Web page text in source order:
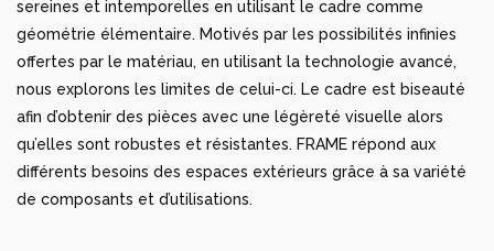
sereines et intemporelles en utilisant le cadre comme
géométrie élémentaire. Motivés par les possibilités infinies
offertes par le matériau, en utilisant la technologie avancé,
nous explorons les limites de celui-ci. Le cadre est biseauté
afin d’obtenir des pièces avec une légèreté visuelle alors
qu’elles sont robustes et résistantes. FRAME répond aux
différents besoins des espaces extérieurs grâce à sa variété
de composants et d’utilisations.